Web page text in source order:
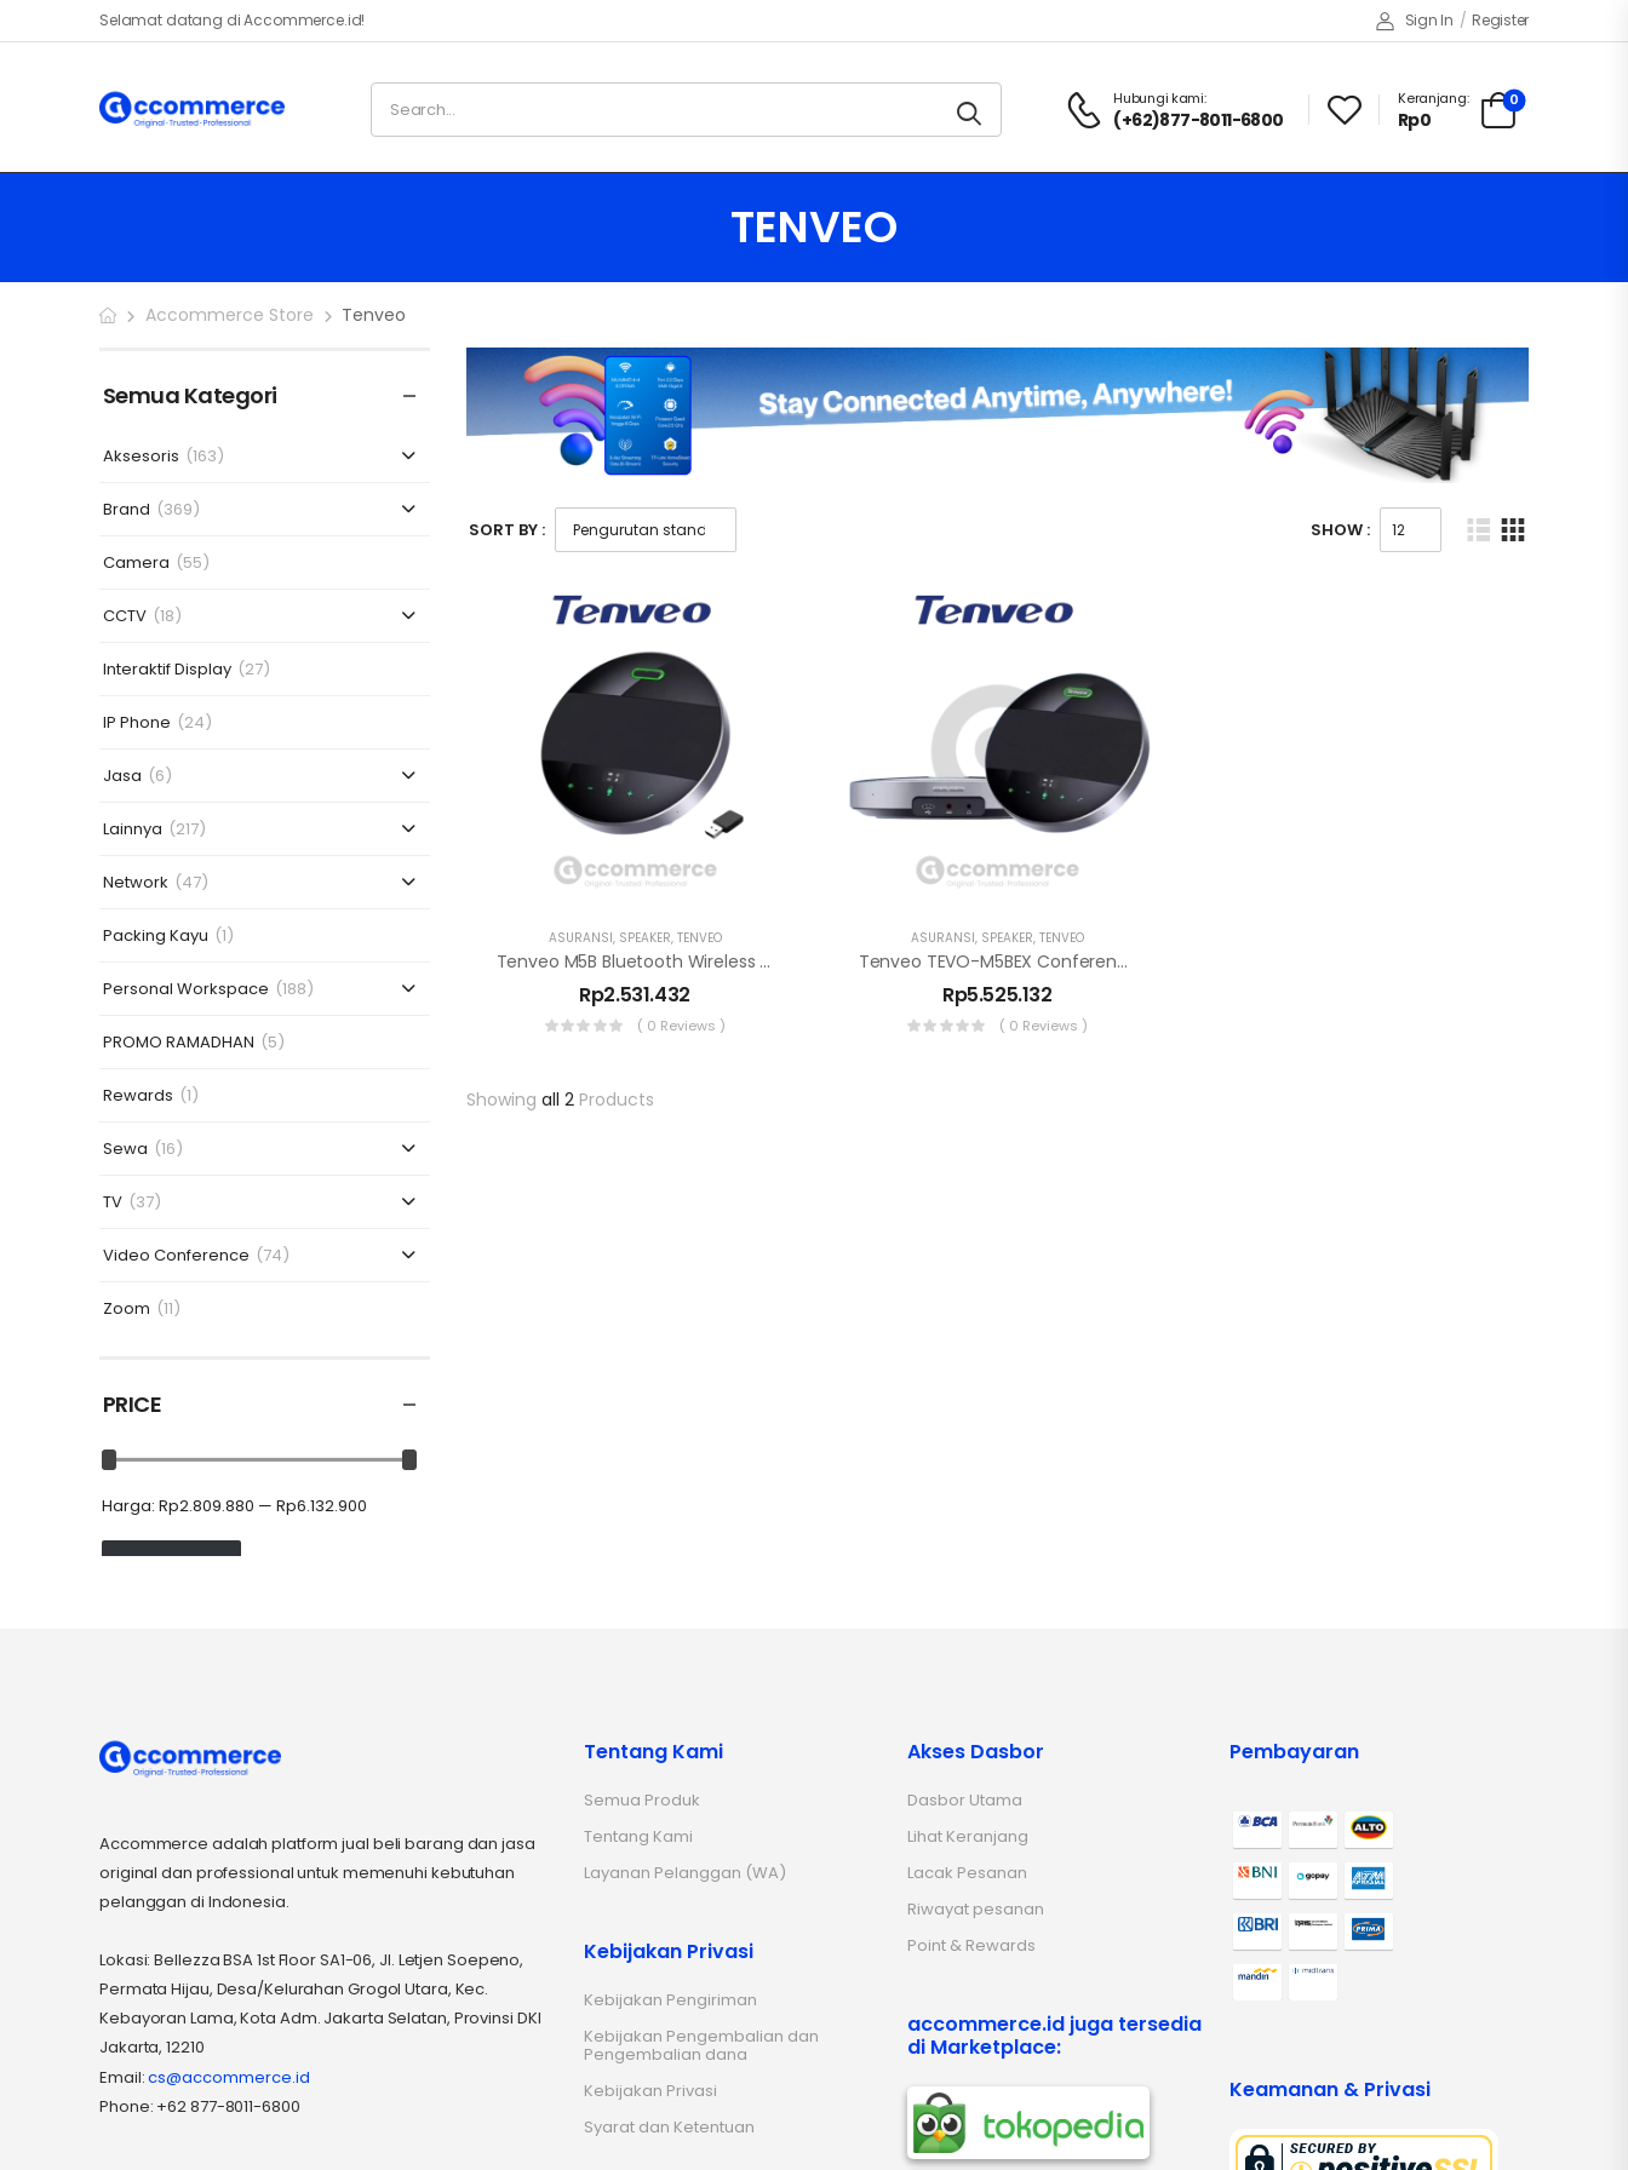
Selamat datang di Accommerce.id! Sign In / Register
Hubungi kami:
(+62)877-8011-6800
Keranjang:
Rp0
0
TENVEO
Accommerce Store Tenveo
Semua Kategori
Aksesoris (163)
Brand (369)
Camera (55)
CCTV (18)
Interaktif Display (27)
IP Phone (24)
Jasa (6)
Lainnya (217)
Network (47)
Packing Kayu (1)
Personal Workspace (188)
PROMO RAMADHAN (5)
Rewards (1)
Sewa (16)
TV (37)
Video Conference (74)
Zoom (11)
PRICE
Harga: Rp2.809.880 — Rp6.132.900
SORT BY : SHOW :
ASURANSI, SPEAKER, TENVEO
Tenveo M5B Bluetooth Wireless Conference Speakerphone USB
Rp2.531.432
( 0 Reviews )
ASURANSI, SPEAKER, TENVEO
Tenveo TEVO-M5BEX Conference Speakerphone USB Bluetooth AI Noise Cancellation
Rp5.525.132
( 0 Reviews )
Showing all 2Products
Accommerce adalah platform jual beli barang dan jasa
original dan professional untuk memenuhi kebutuhan
pelanggan di Indonesia.
Lokasi: Bellezza BSA 1st Floor SA1-06, Jl. Letjen Soepeno,
Permata Hijau, Desa/Kelurahan Grogol Utara, Kec.
Kebayoran Lama, Kota Adm. Jakarta Selatan, Provinsi DKI
Jakarta, 12210
Email:cs@accommerce.id
Phone: +62 877-8011-6800
Tentang Kami
Semua Produk
Tentang Kami
Layanan Pelanggan (WA)
Kebijakan Privasi
Kebijakan Pengiriman
Kebijakan Pengembalian dan
Pengembalian dana
Kebijakan Privasi
Syarat dan Ketentuan
Akses Dasbor
Dasbor Utama
Lihat Keranjang
Lacak Pesanan
Riwayat pesanan
Point & Rewards
accommerce.id juga tersedia
di Marketplace:
Pembayaran
Keamanan & Privasi